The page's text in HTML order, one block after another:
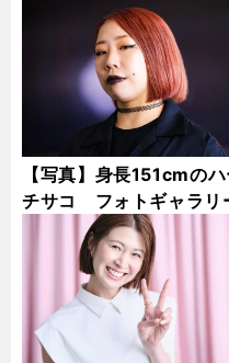
【写真】身長151cmの
チサコ フォトギャラ